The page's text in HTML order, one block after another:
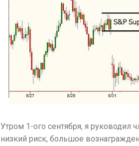
Утром 1-ого сентября, я
низкий риск, большое